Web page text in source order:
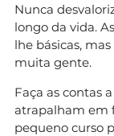
Nunca
longo da vida.
lhe básicas,
muita gente.
Faça as contas
atrapalham em
pequeno curso